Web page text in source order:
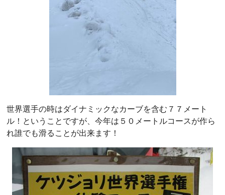
世界選手の時はダイナミックなカーブを含む７７メート
ル！ということですが、今年は５０メートルコースが作ら
れ誰でも滑ることが出来ます！